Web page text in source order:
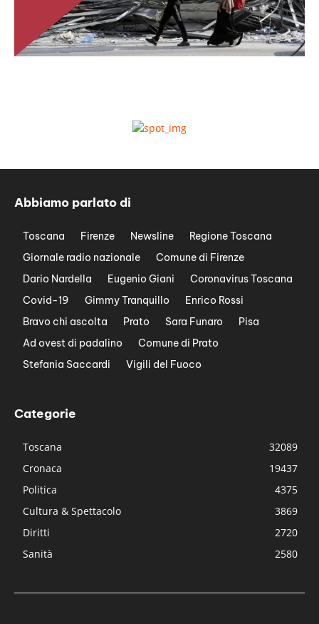
Abbiamo parlato di
Toscana Firenze Newsline
Regione Toscana
Giornale radio nazionale
Comune di Firenze
Dario Nardella
Eugenio Giani
Coronavirus Toscana
Covid-19
Gimmy Tranquillo
Enrico Rossi
Bravo chi ascolta
Prato Sara Funaro
Pisa
Ad ovest di padalino
Comune di Prato
Stefania Saccardi
Vigili del Fuoco
Categorie
Toscana
32089
Cronaca
19437
Politica
4375
Cultura & Spettacolo
3869
Diritti
2720
Sanità
2580